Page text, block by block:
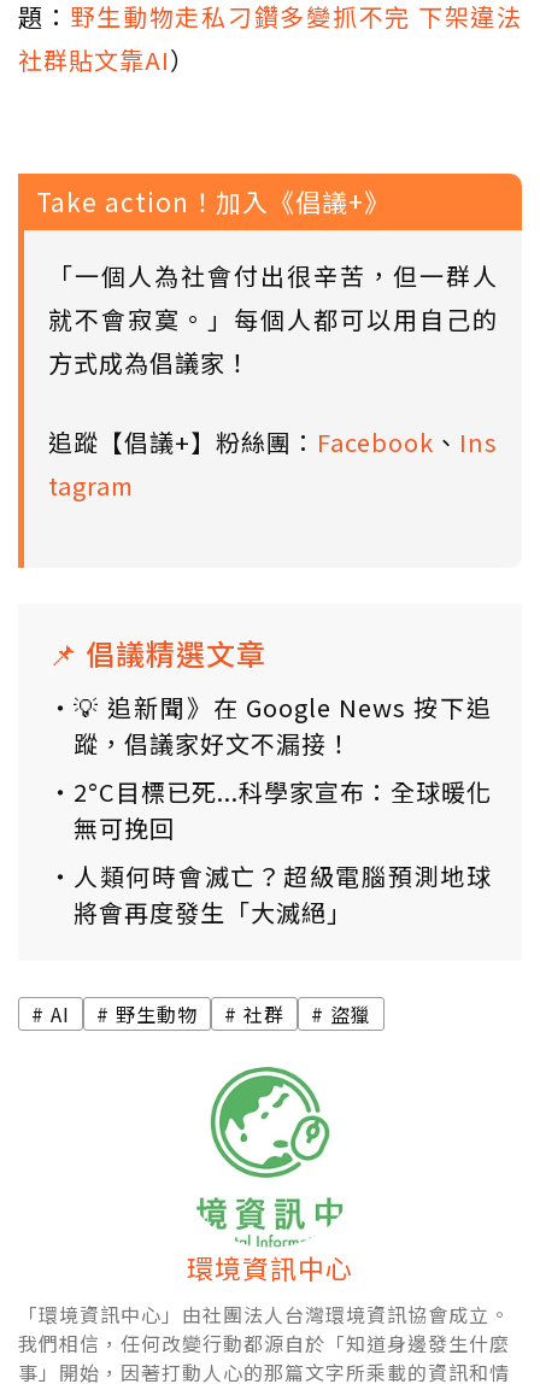
題： 野生動物走私刁鑽多變抓不完 下架違法
社群貼文靠AI）
Take action！加入《倡議+》
「一個人為社會付出很辛苦，但一群人
就不會寂寞。」每個人都可以用自己的
方式成為倡議家！
追蹤【倡議+】粉絲團： Facebook 、 Ins
tagram
📌 倡議精選文章
💡 追新聞》在 Google News 按下追
蹤，倡議家好文不漏接！
2°C目標已死...科學家宣布：全球暖化
無可挽回
人類何時會滅亡？超級電腦預測地球
將會再度發生「大滅絕」
AI 野生動物 社群 盜獵
環境資訊中心
「環境資訊中心」由社團法人台灣環境資訊協會成立。
我們相信，任何改變行動都源自於「知道身邊發生什麼
事」開始，因著打動人心的那篇文字所乘載的資訊和情